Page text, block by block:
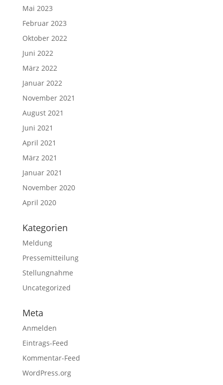
Mai 2023
Februar 2023
Oktober 2022
Juni 2022
März 2022
Januar 2022
November 2021
August 2021
Juni 2021
April 2021
März 2021
Januar 2021
November 2020
April 2020
Kategorien
Meldung
Pressemitteilung
Stellungnahme
Uncategorized
Meta
Anmelden
Eintrags-Feed
Kommentar-Feed
WordPress.org